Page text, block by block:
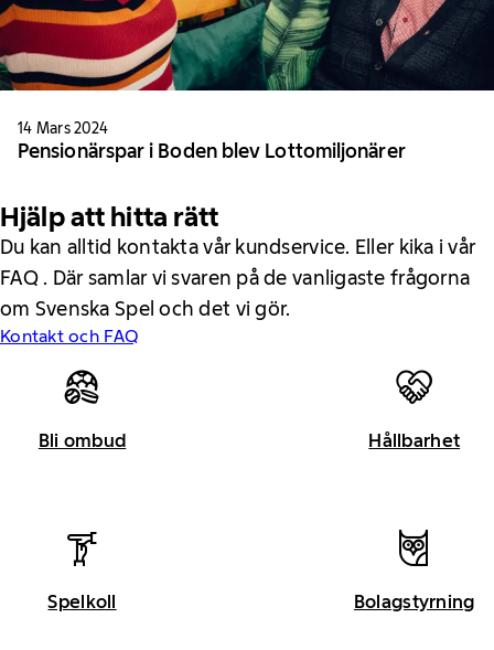
14 Mars 2024
Pensionärspar i Boden blev Lottomiljonärer
Hjälp att hitta rätt
Du kan alltid kontakta vår kundservice. Eller kika i vår
FAQ . Där samlar vi svaren på de vanligaste frågorna
om Svenska Spel och det vi gör.
Kontakt och FAQ
Bli ombud Hållbarhet
Spelkoll Bolagstyrning